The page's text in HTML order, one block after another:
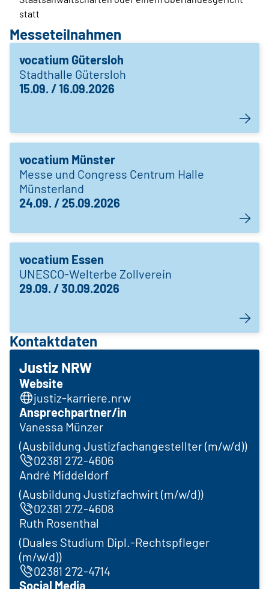
statt
Messeteilnahmen
vocatium Gütersloh
Stadthalle Gütersloh
15.09. / 16.09.2026
vocatium Münster
Messe und Congress Centrum Halle
Münsterland
24.09. / 25.09.2026
vocatium Essen
UNESCO-Welterbe Zollverein
29.09. / 30.09.2026
Kontaktdaten
Justiz NRW
Website
justiz-karriere.nrw
Ansprechpartner/in
Vanessa Münzer
(Ausbildung Justizfachangestellter (m/w/d))
02381 272-4606
André Middeldorf
(Ausbildung Justizfachwirt (m/w/d))
02381 272-4608
Ruth Rosenthal
(Duales Studium Dipl.-Rechtspfleger
(m/w/d))
02381 272-4714
Social Media